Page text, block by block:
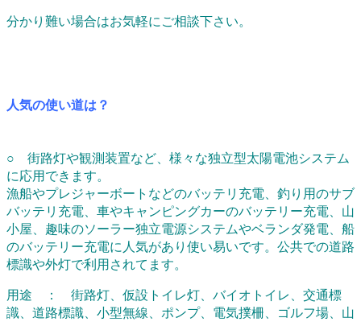
分かり難い場合はお気軽にご相談下さい。
人気の使い道は？
○ 街路灯や観測装置など、様々な独立型太陽電池システム
に応用できます。
漁船やプレジャーボートなどのバッテリ充電、釣り用のサブ
バッテリ充電、車やキャンピングカーのバッテリー充電、山
小屋、趣味のソーラー独立電源システムやベランダ発電、船
のバッテリー充電に人気があり使い易いです。公共での道路
標識や外灯で利用されてます。
用途 ： 街路灯、仮設トイレ灯、バイオトイレ、交通標
識、道路標識、小型無線、ポンプ、電気撲柵、ゴルフ場、山